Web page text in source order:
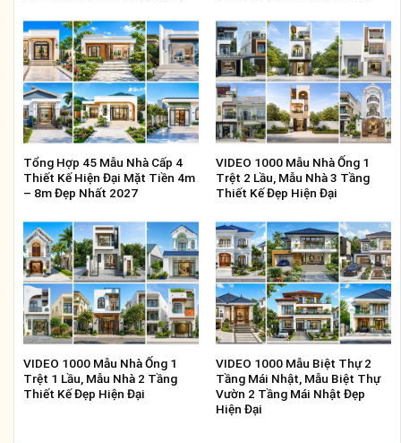
Tổng Hợp 45 Mẫu Nhà Cấp 4
Thiết Kế Hiện Đại Mặt Tiền 4m
– 8m Đẹp Nhất 2027
VIDEO 1000 Mẫu Nhà Ống 1
Trệt 2 Lầu, Mẫu Nhà 3 Tầng
Thiết Kế Đẹp Hiện Đại
VIDEO 1000 Mẫu Nhà Ống 1
Trệt 1 Lầu, Mẫu Nhà 2 Tầng
Thiết Kế Đẹp Hiện Đại
VIDEO 1000 Mẫu Biệt Thự 2
Tầng Mái Nhật, Mẫu Biệt Thự
Vườn 2 Tầng Mái Nhật Đẹp
Hiện Đại